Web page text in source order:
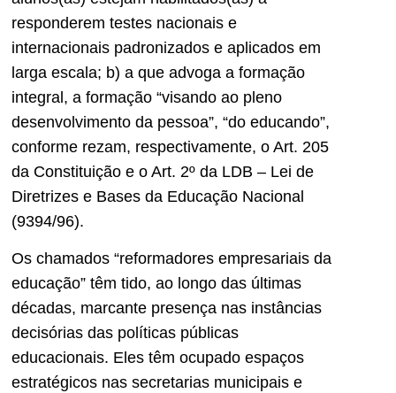
responderem testes nacionais e
internacionais padronizados e aplicados em
larga escala; b) a que advoga a formação
integral, a formação “visando ao pleno
desenvolvimento da pessoa”, “do educando”,
conforme rezam, respectivamente, o Art. 205
da Constituição e o Art. 2º da LDB – Lei de
Diretrizes e Bases da Educação Nacional
(9394/96).
Os chamados “reformadores empresariais da
educação” têm tido, ao longo das últimas
décadas, marcante presença nas instâncias
decisórias das políticas públicas
educacionais. Eles têm ocupado espaços
estratégicos nas secretarias municipais e